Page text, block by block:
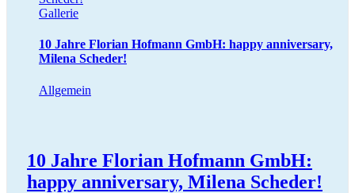
Gallerie
10 Jahre Florian Hofmann GmbH: happy anniversary,
Milena Scheder!
Allgemein
10 Jahre Florian Hofmann GmbH:
happy anniversary, Milena Scheder!